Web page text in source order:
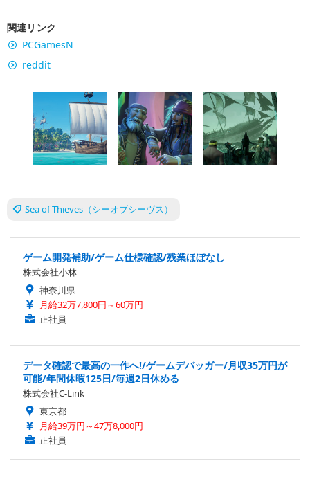
関連リンク
PCGamesN
reddit
Sea of Thieves（シーオブシーヴス）
ゲーム開発補助/ゲーム仕様確認/残業ほぼなし
株式会社小林
神奈川県
月給32万7,800円～60万円
正社員
データ確認で最高の一作へ!/ゲームデバッガー/月収35万円が
可能/年間休暇125日/毎週2日休める
株式会社C-Link
東京都
月給39万円～47万8,000円
正社員